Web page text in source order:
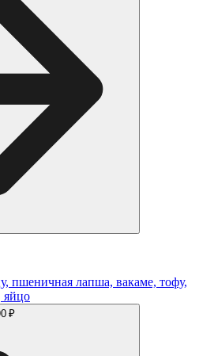
пшеничная лапша, вакаме, тофу,
яйцо
₽